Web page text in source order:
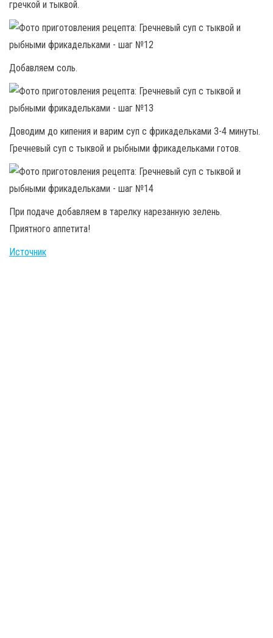
гречкой и тыквой.
Добавляем соль.
Доводим до кипения и варим суп с фрикадельками 3-4 минуты.
Гречневый суп с тыквой и рыбными фрикадельками готов.
При подаче добавляем в тарелку нарезанную зелень.
Приятного аппетита!
Источник